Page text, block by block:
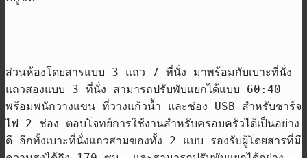
ส่วนห้องโดยสารแบบ 3 แถว 7 ที่นั่ง มาพร้อมกับเบาะที่นั่ง
แถวสองแบบ 3 ที่นั่ง สามารถปรับพับแยกได้แบบ 60:40
พร้อมพนักวางแขน ที่วางแก้วน้ำ และช่อง USB สำหรับชาร์จ
ไฟ 2 ช่อง ตอบโจทย์การใช้งานสำหรับครอบครัวได้เป็นอย่าง
ดี อีกทั้งเบาะที่นั่งแถวสามของทั้ง 2 แบบ รองรับผู้โดยสารที่มี